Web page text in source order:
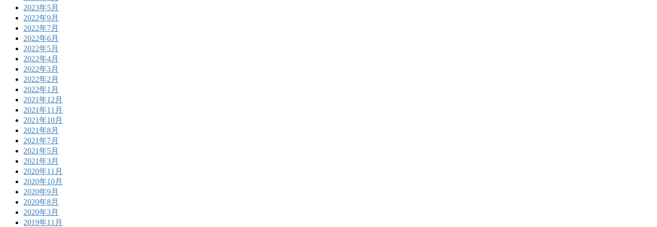
2023年5月
2022年9月
2022年7月
2022年6月
2022年5月
2022年4月
2022年3月
2022年2月
2022年1月
2021年12月
2021年11月
2021年10月
2021年8月
2021年7月
2021年5月
2021年3月
2020年11月
2020年10月
2020年9月
2020年8月
2020年3月
2019年11月